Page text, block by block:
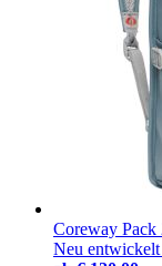
Coreway Pack
Neu